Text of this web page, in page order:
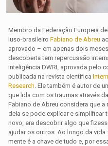
Membro da Federação Europeia
luso-brasileiroFabiano de Abreu
aprovado – em apenas dois
descoberta tem repercussão
inteligência DWRI, aprovada pelo
publicada na revista científica
Research. Ele também é autor de
que lida com os traumas através
Fabiano de Abreu considera que
dela se pode explicar e simplificar
novo, era descobrir algo que
ajudar os outros. Ao longo da
mente é a chave de tudo e, por